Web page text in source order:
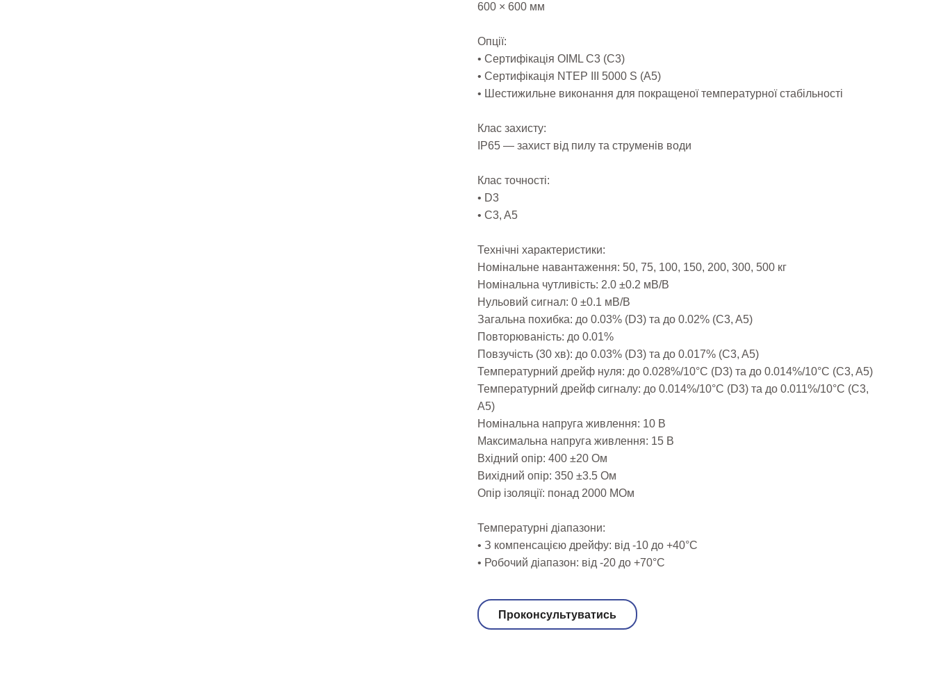
600 × 600 мм
Опції:
• Сертифікація OIML C3 (С3)
• Сертифікація NTEP III 5000 S (A5)
• Шестижильне виконання для покращеної температурної стабільності
Клас захисту:
IP65 — захист від пилу та струменів води
Клас точності:
• D3
• C3, A5
Технічні характеристики:
Номінальне навантаження: 50, 75, 100, 150, 200, 300, 500 кг
Номінальна чутливість: 2.0 ±0.2 мВ/В
Нульовий сигнал: 0 ±0.1 мВ/В
Загальна похибка: до 0.03% (D3) та до 0.02% (C3, A5)
Повторюваність: до 0.01%
Повзучість (30 хв): до 0.03% (D3) та до 0.017% (C3, A5)
Температурний дрейф нуля: до 0.028%/10°C (D3) та до 0.014%/10°C (C3, A5)
Температурний дрейф сигналу: до 0.014%/10°C (D3) та до 0.011%/10°C (C3,
A5)
Номінальна напруга живлення: 10 В
Максимальна напруга живлення: 15 В
Вхідний опір: 400 ±20 Ом
Вихідний опір: 350 ±3.5 Ом
Опір ізоляції: понад 2000 МОм
Температурні діапазони:
• З компенсацією дрейфу: від -10 до +40°C
• Робочий діапазон: від -20 до +70°C
Проконсультуватись